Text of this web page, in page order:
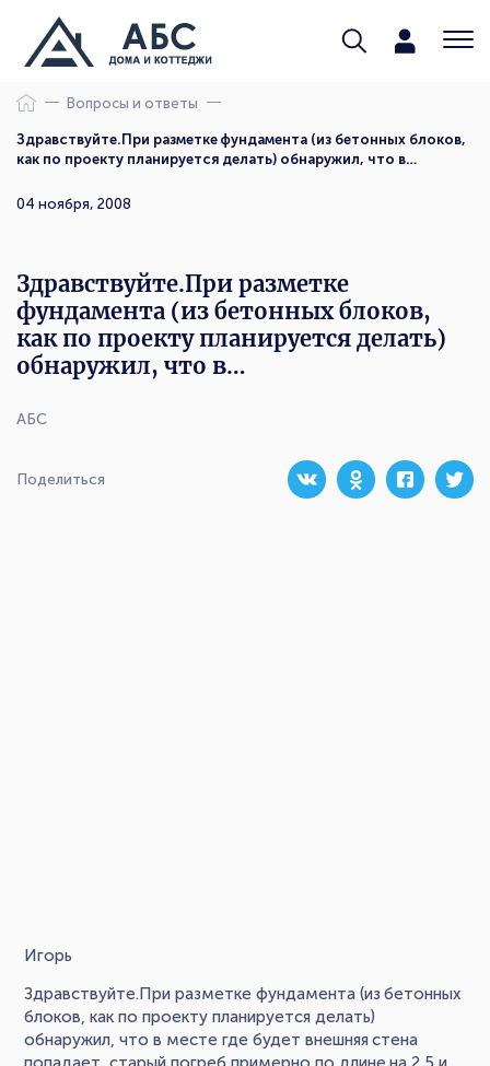
Вопросы и ответы
Здравствуйте.При разметке фундамента (из бетонных блоков,
как по проекту планируется делать) обнаружил, что в…
АБС
04 ноября, 2008
Здравствуйте.При разметке
фундамента (из бетонных блоков,
как по проекту планируется делать)
обнаружил, что в…
Поделиться
Игорь
Здравствуйте.При разметке фундамента (из бетонных
блоков, как по проекту планируется делать)
обнаружил, что в месте где будет внешняя стена